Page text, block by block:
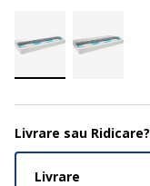
Livrare sau Ridicare?
Livrare